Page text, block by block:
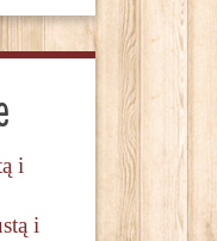
i
i